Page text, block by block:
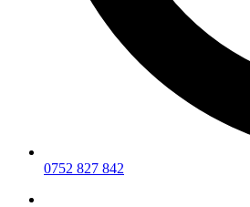
0752 827 842